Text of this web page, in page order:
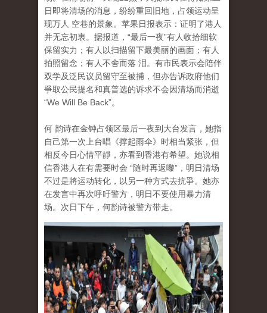
日即将清场的消息，纷纷重回旧地，占领运动呈
现万人 空巷的景象。苹果日报表示：证明了港人
并无忘初衷。据报道，“最后一夜”有人收拾细软
保留实力；有人以扫描留下最美丽的画面；有人
拍照留念；有人不舍而落 泪。有市民表示会陪伴
双学及泛民议员留守至被捕，但亦告诉政府他们
爭取公民提名和真普选的诉求不会因清场而消逝
“We Will Be Back”。
何 韵诗在金钟占领区最后一夜到大台发言，她指
自己第一次上台唱《撑起雨伞》时相当紧张，但
相反今日心情平靜，亦看到香港有希望。她说相
信香港人在有需要时会 “随时再返嚟”，明日清场
不过是將运动转化，以另一种方式去抗爭。她亦
在发言中再次呼吁警方，明日不要使用暴力清
场。次日下午，何韵诗被警方带走。